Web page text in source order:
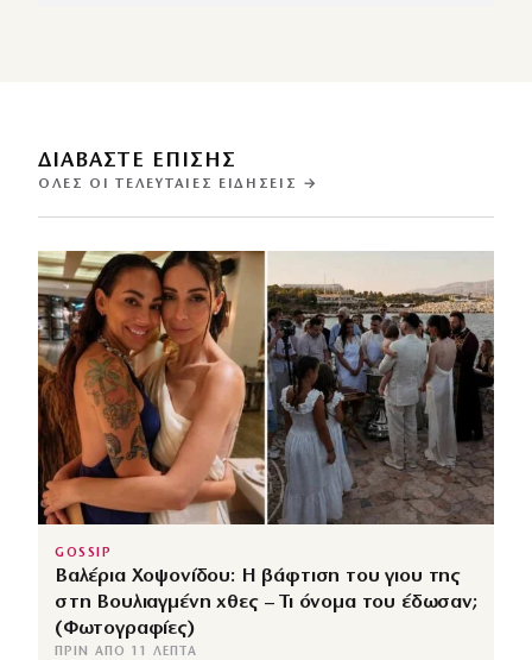
ΔΙΑΒΑΣΤΕ ΕΠΙΣΗΣ
ΌΛΕΣ ΟΙ ΤΕΛΕΥΤΑΊΕΣ ΕΙΔΉΣΕΙΣ →
GOSSIP
Βαλέρια Χοψονίδου: Η βάφτιση του γιου της
στη Βουλιαγμένη χθες – Τι όνομα του έδωσαν;
(Φωτογραφίες)
ΠΡΙΝ ΑΠΌ 11 ΛΕΠΤΆ